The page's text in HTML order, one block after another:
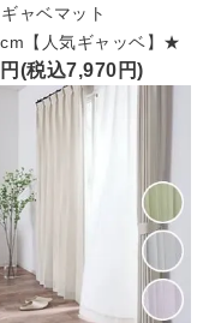
ャベマット
【人気ギャッベ】★
(税込7,970円)